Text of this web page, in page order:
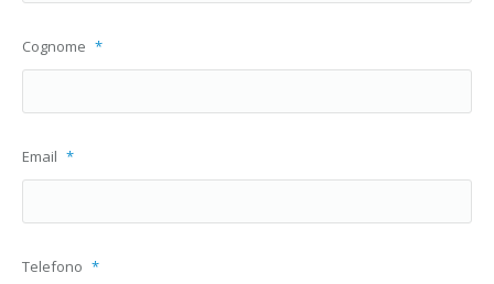
Cognome *
Email *
Telefono *